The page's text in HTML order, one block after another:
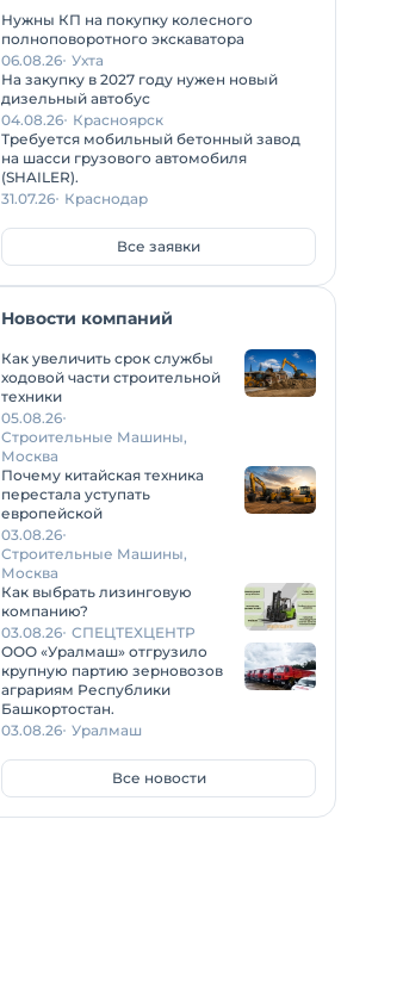
Нужны КП на покупку колесного
полноповоротного экскаватора
06.08.26 Ухта
На закупку в 2027 году нужен новый
дизельный автобус
04.08.26 Красноярск
Требуется мобильный бетонный завод
на шасси грузового автомобиля
(SHAILER).
31.07.26 Краснодар
Все заявки
Новости компаний
Как увеличить срок службы
ходовой части строительной
техники
05.08.26
Строительные Машины,
Москва
Почему китайская техника
перестала уступать
европейской
03.08.26
Строительные Машины,
Москва
Как выбрать лизинговую
компанию?
03.08.26 СПЕЦТЕХЦЕНТР
ООО «Уралмаш» отгрузило
крупную партию зерновозов
аграриям Республики
Башкортостан.
03.08.26 Уралмаш
Все новости